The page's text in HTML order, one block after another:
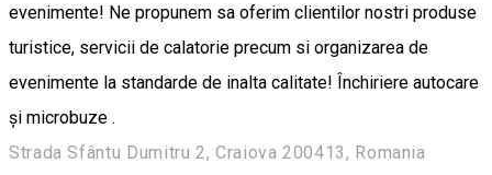
evenimente! Ne propunem sa oferim clientilor nostri produse
turistice, servicii de calatorie precum si organizarea de
evenimente la standarde de inalta calitate! Închiriere autocare
și microbuze .
Strada Sfântu Dumitru 2, Craiova 200413, Romania